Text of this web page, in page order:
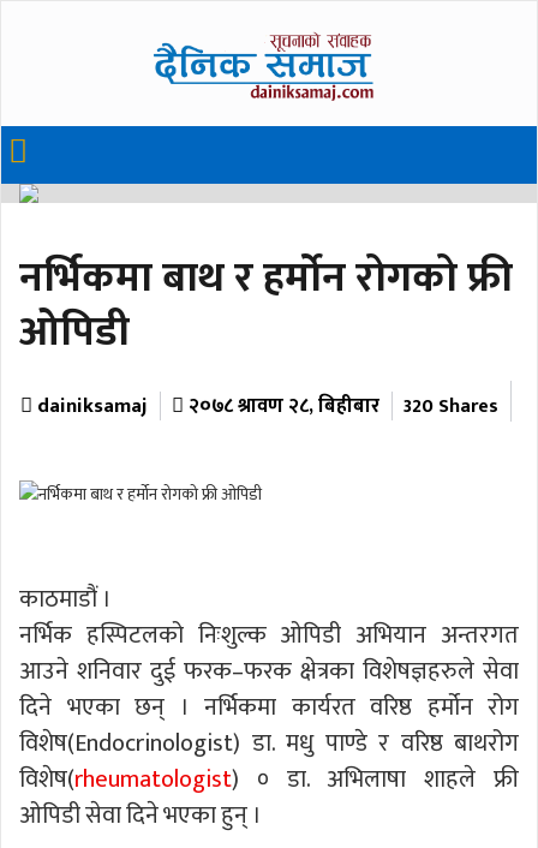
नर्भिकमा बाथ र हर्मोन रोगको फ्री
ओपिडी
dainiksamaj २०७८ श्रावण २८, बिहीबार 320 Shares
काठमाडौं ।
नर्भिक हस्पिटलको निःशुल्क ओपिडी अभियान अन्तरगत
आउने शनिवार दुई फरक–फरक क्षेत्रका विशेषज्ञहरुले सेवा
दिने भएका छन् । नर्भिकमा कार्यरत वरिष्ठ हर्मोन रोग
विशेष(Endocrinologist) डा. मधु पाण्डे र वरिष्ठ बाथरोग
विशेष(rheumatologist) ० डा. अभिलाषा शाहले फ्री
ओपिडी सेवा दिने भएका हुन् ।